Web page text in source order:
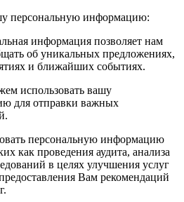
персональную информацию:
информация позволяет нам
об уникальных предложениях,
и ближайших событиях.
использовать вашу
для отправки важных
персональную информацию
как проведения аудита, анализа
в целях улучшения услуг
Вам рекомендаций